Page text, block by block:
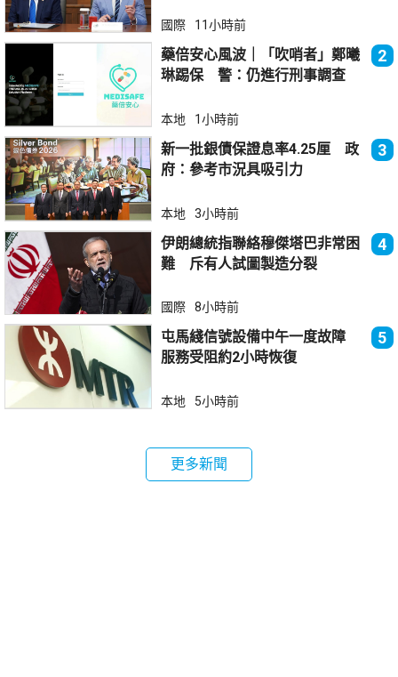
國際 11小時前
藥倍安心風波｜「吹哨者」鄭曦
琳踢保 警：仍進行刑事調查
2
本地 1小時前
新一批銀債保證息率4.25厘 政
府：參考市況具吸引力
3
本地 3小時前
伊朗總統指聯絡穆傑塔巴非常困
難 斥有人試圖製造分裂
4
國際 8小時前
屯馬綫信號設備中午一度故障
服務受阻約2小時恢復
5
本地 5小時前
更多新聞